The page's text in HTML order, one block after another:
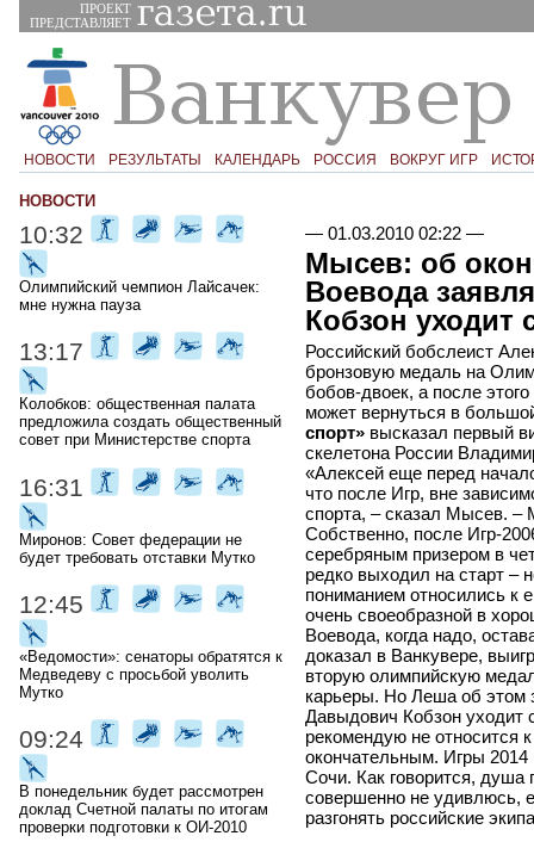
ПРОЕКТ
ПРЕДСТАВЛЯЕТ
НОВОСТИ РЕЗУЛЬТАТЫ КАЛЕНДАРЬ РОССИЯ ВОКРУГ ИГР
— 01.03.2010 02:22—
Мысев: об
Воевода
Кобзон уходит
Российский бобслеист
бронзовую медаль на
бобов-двоек, а после
может вернуться в
спорт»высказал первый
скелетона России
«Алексей еще перед
что после Игр, вне
спорта, – сказал Мысев. –
Собственно, после Игр-
серебряным призером в
редко выходил на старт –
пониманием относились к
очень своеобразной в
Воевода, когда надо,
доказал в Ванкувере,
вторую олимпийскую
карьеры. Но Леша об этом
Давыдович Кобзон уходит
рекомендую не относится
окончательным. Игры 2014
Сочи. Как говорится,
совершенно не удивлюсь,
разгонять российские
НОВОСТИ
10:32
Олимпийский чемпион Лайсачек:
мне нужна пауза
13:17
Колобков: общественная палата
предложила создать общественный
совет при Министерстве спорта
16:31
Миронов: Совет федерации не
будет требовать отставки Мутко
12:45
«Ведомости»: сенаторы обратятся к
Медведеву с просьбой уволить
Мутко
09:24
В понедельник будет рассмотрен
доклад Счетной палаты по итогам
проверки подготовки к ОИ-2010